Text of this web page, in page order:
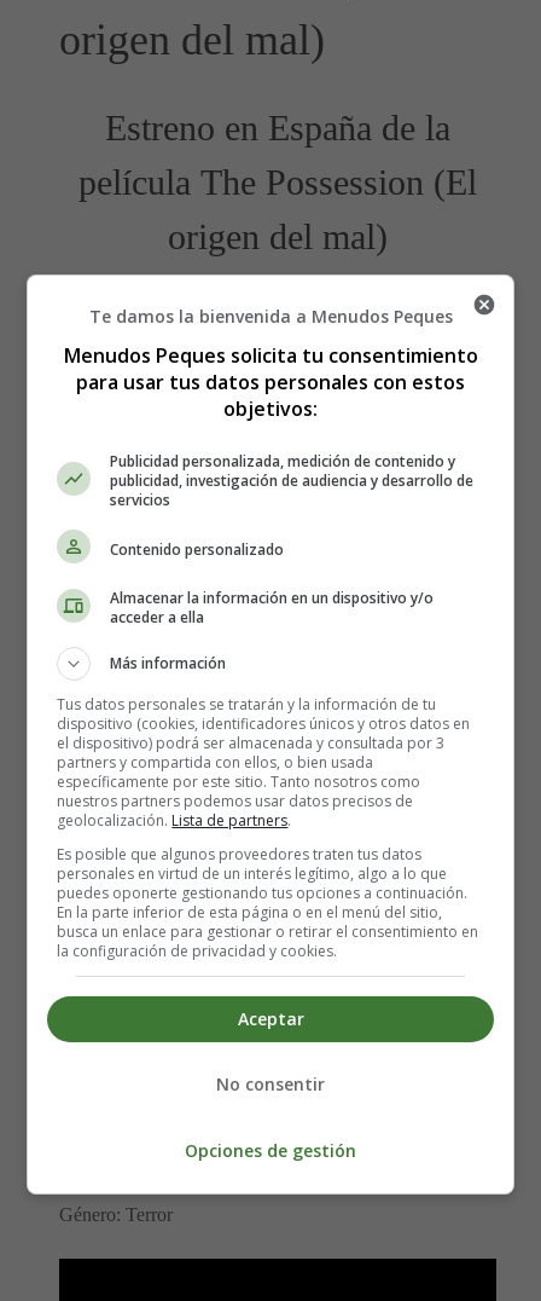
origen del mal)
Estreno en España de la
película The Possession (El
origen del mal)
Intérpretes:Jeffrey Dean Morgan, Kyra Sedgwick,
Fecha de estreno: 07-09-2012
Género: Terror
Te damos la bienvenida a Menudos Peques
Menudos Peques solicita tu consentimiento
para usar tus datos personales con estos
objetivos:
Publicidad personalizada, medición de contenido y
publicidad, investigación de audiencia y desarrollo de
servicios
Contenido personalizado
Almacenar la información en un dispositivo y/o
acceder a ella
Más información
Tus datos personales se tratarán y la información de tu
dispositivo (cookies, identificadores únicos y otros datos en
el dispositivo) podrá ser almacenada y consultada por 3
partners y compartida con ellos, o bien usada
específicamente por este sitio. Tanto nosotros como
nuestros partners podemos usar datos precisos de
geolocalización. Lista de partners.
Es posible que algunos proveedores traten tus datos
personales en virtud de un interés legítimo, algo a lo que
puedes oponerte gestionando tus opciones a continuación.
En la parte inferior de esta página o en el menú del sitio,
busca un enlace para gestionar o retirar el consentimiento en
la configuración de privacidad y cookies.
Aceptar
No consentir
Opciones de gestión